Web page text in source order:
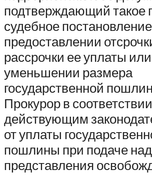
подтверждающий такое
судебное
предоставлении
рассрочки ее уплаты
уменьшении размера
государственной
Прокурор в
действующим
от уплаты
пошлины при подаче
представления